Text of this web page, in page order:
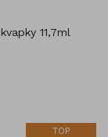
11,7ml
TOP